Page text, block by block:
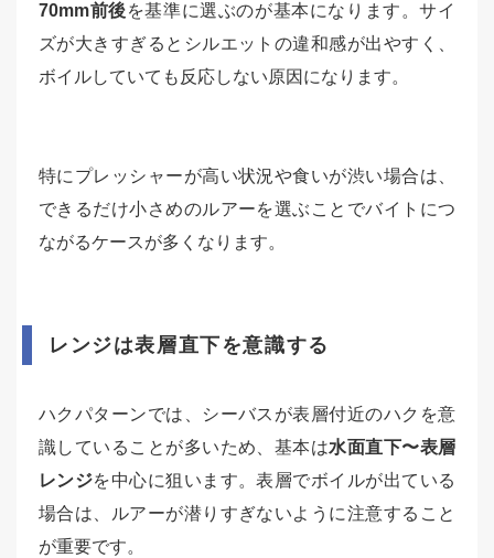
70mm前後を基準に選ぶのが基本になります。サイ
ズが大きすぎるとシルエットの違和感が出やすく、
ボイルしていても反応しない原因になります。
特にプレッシャーが高い状況や食いが渋い場合は、
できるだけ小さめのルアーを選ぶことでバイトにつ
ながるケースが多くなります。
レンジは表層直下を意識する
ハクパターンでは、シーバスが表層付近のハクを意
識していることが多いため、基本は水面直下〜表層
レンジを中心に狙います。表層でボイルが出ている
場合は、ルアーが潜りすぎないように注意すること
が重要です。